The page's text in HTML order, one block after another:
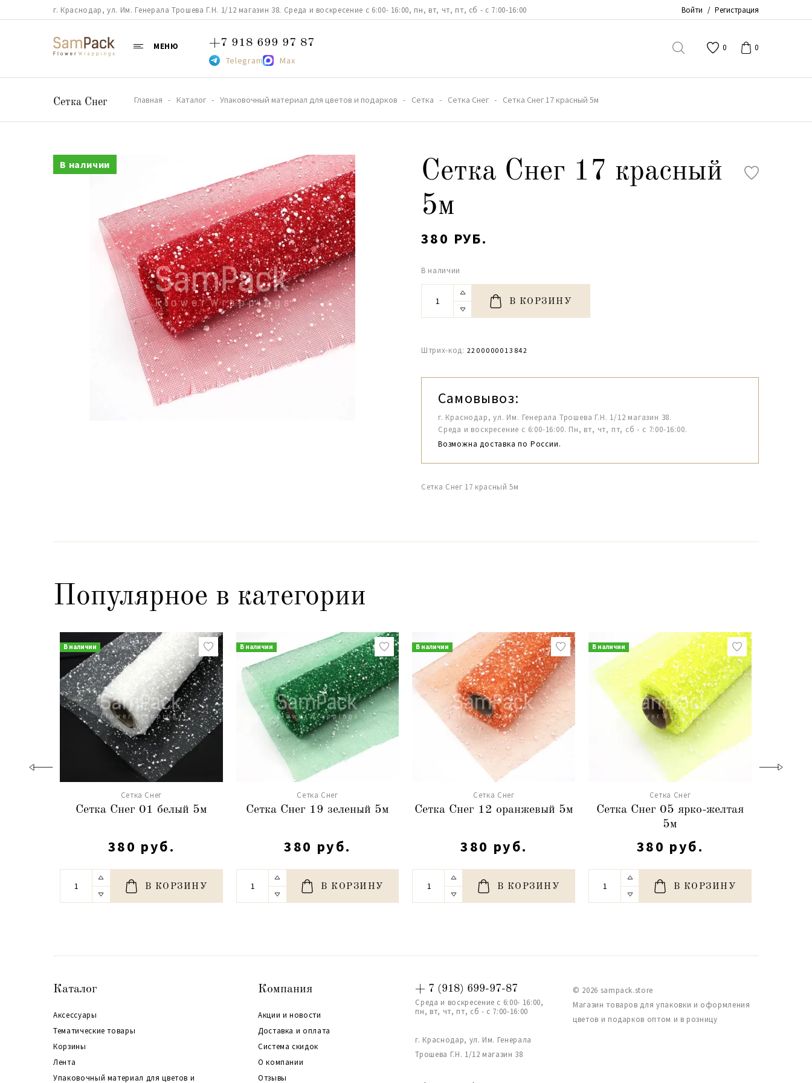
г. Краснодар, ул. Им. Генерала Трошева Г.Н. 1/12 магазин 38. Среда и воскресение с 6:00- 16:00, пн, вт, чт, пт, сб - с 7:00-16:00 Войти / Регистрация
МЕНЮ +7 918 699 97 87
Telegram Max
0 0
Сетка Снег Главная Каталог Упаковочный материал для цветов и подарков Сетка Сетка Снег Сетка Снег 17 красный 5м
В наличии
Сетка Снег 17 красный
5м
380 РУБ.
В наличии
В КОРЗИНУ
Штрих-код: 2200000013842
Самовывоз:
г. Краснодар, ул. Им. Генерала Трошева Г.Н. 1/12 магазин 38.
Среда и воскресение с 6:00-16:00. Пн, вт, чт, пт, сб - с 7:00-16:00.
Возможна доставка по России.
Сетка Снег 17 красный 5м
Популярное в категории
В наличии
Сетка Снег
Сетка Снег 01 белый 5м
380 руб.
В КОРЗИНУ
В наличии
Сетка Снег
Сетка Снег 19 зеленый 5м
380 руб.
В КОРЗИНУ
В наличии
Сетка Снег
Сетка Снег 12 оранжевый 5м
380 руб.
В КОРЗИНУ
В наличии
Сетка Снег
Сетка Снег 05 ярко-желтая
5м
380 руб.
В КОРЗИНУ
Каталог
Аксессуары
Тематические товары
Корзины
Лента
Упаковочный материал для цветов и
Компания
Акции и новости
Доставка и оплата
Система скидок
О компании
Отзывы
+ 7 (918) 699-97-87
Среда и воскресение с 6:00- 16:00,
пн, вт, чт, пт, сб - с 7:00-16:00
г. Краснодар, ул. Им. Генерала
Трошева Г.Н. 1/12 магазин 38
© 2026 sampack.store
Магазин товаров для упаковки и оформления
цветов и подарков оптом и в розницу